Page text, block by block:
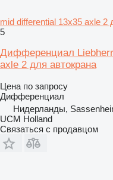
mid differential 13x35 axle 2
5
Дифференциал
axle 2 для автокрана
Цена по запросу
Дифференциал
Нидерланды,
UCM Holland
Связаться с продавцом